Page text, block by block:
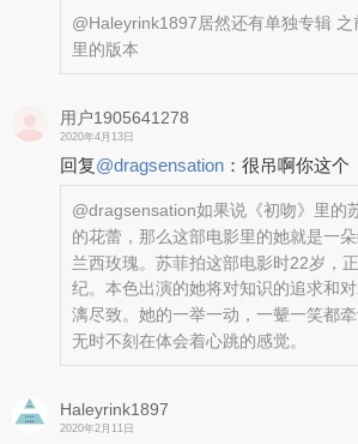
@Haleyrink1897居然还有单独专辑
里的版本
用户1905641278
2020年4月13日
回复@dragsensation ： 很吊啊你这个
@dragsensation如果说《初吻》里的
的花蕾，那么这部电影里的她就是一
兰西玫瑰。苏菲拍这部电影时22岁，
纪。本色出演的她将对知识的追求和
漓尽致。她的一举一动，一颦一笑都
无时不刻在体会着心跳的感觉。
Haleyrink1897
2020年2月11日